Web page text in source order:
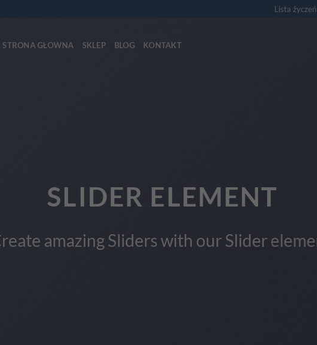
Lista życzeń
STRONA GŁOWNA SKLEP BLOG KONTAKT
Add Any Content or Shortcode here
CLICK ME